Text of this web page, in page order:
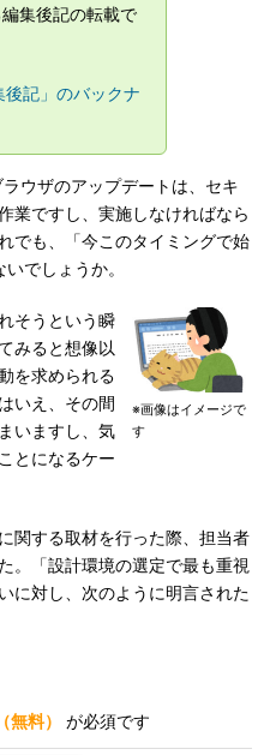
集後記の転載で
記」のバックナ
ウザのアップデートは、セキ
業ですし、実施しなければなら
でも、「今このタイミングで始
でしょうか。
※画像はイメージで
す
そうという瞬
みると想像以
を求められる
いえ、その間
いますし、気
とになるケー
関する取材を行った際、担当者
。「設計環境の選定で最も重視
に対し、次のように明言された
無料） が必須です